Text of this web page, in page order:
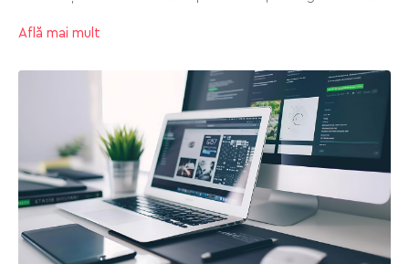
nou paginile noi.
Află mai mult